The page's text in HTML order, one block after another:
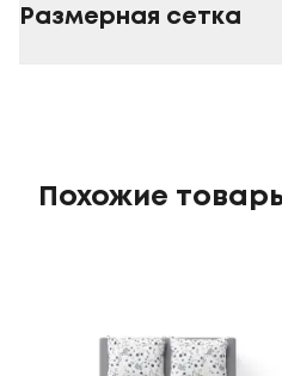
Размерная сетка
Похожие